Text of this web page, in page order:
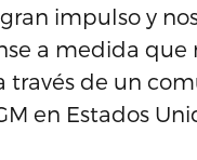
gran impulso y
a medida que
través de un
en Estados